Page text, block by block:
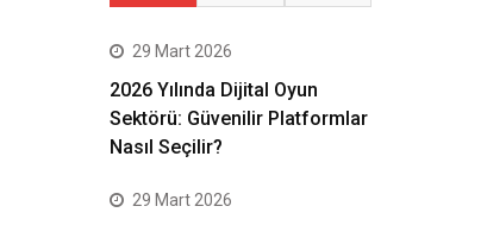
29 Mart 2026
2026 Yılında Dijital Oyun
Sektörü: Güvenilir Platformlar
Nasıl Seçilir?
29 Mart 2026